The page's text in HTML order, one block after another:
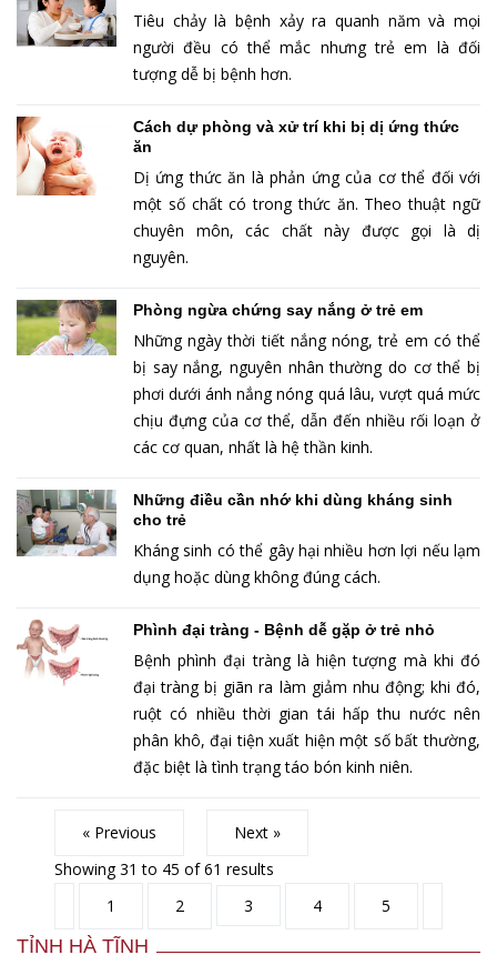
Tiêu chảy là bệnh xảy ra quanh năm và mọi
người đều có thể mắc nhưng trẻ em là đối
tượng dễ bị bệnh hơn.
Cách dự phòng và xử trí khi bị dị ứng thức
ăn
Dị ứng thức ăn là phản ứng của cơ thể đối với
một số chất có trong thức ăn. Theo thuật ngữ
chuyên môn, các chất này được gọi là dị
nguyên.
Phòng ngừa chứng say nắng ở trẻ em
Những ngày thời tiết nắng nóng, trẻ em có thể
bị say nắng, nguyên nhân thường do cơ thể bị
phơi dưới ánh nắng nóng quá lâu, vượt quá mức
chịu đựng của cơ thể, dẫn đến nhiều rối loạn ở
các cơ quan, nhất là hệ thần kinh.
Những điều cần nhớ khi dùng kháng sinh
cho trẻ
Kháng sinh có thể gây hại nhiều hơn lợi nếu lạm
dụng hoặc dùng không đúng cách.
Phình đại tràng - Bệnh dễ gặp ở trẻ nhỏ
Bệnh phình đại tràng là hiện tượng mà khi đó
đại tràng bị giãn ra làm giảm nhu động; khi đó,
ruột có nhiều thời gian tái hấp thu nước nên
phân khô, đại tiện xuất hiện một số bất thường,
đặc biệt là tình trạng táo bón kinh niên.
« Previous
Next »
Showing31 to 45 of61 results
1
2 3 4 5
TỈNH HÀ TĨNH